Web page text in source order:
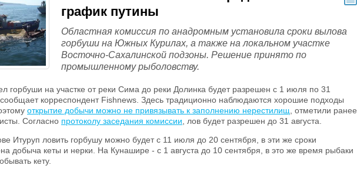
график путины
Областная комиссия по анадромным установила сроки вылова
горбуши на Южных Курилах, а также на локальном участке
Восточно-Сахалинской подзоны. Решение принято по
промышленному рыболовству.
горбуши на участке от реки Сима до реки Долинка будет разрешен с 1 июля по 31
сообщает корреспондент Fishnews. Здесь традиционно наблюдаются хорошие подходы
открытие добычи можно не привязывать к заполнению нерестилищ , отметили ранее
Согласно протоколу заседания комиссии , лов будет разрешен до 31 августа.
Итуруп ловить горбушу можно будет с 11 июля до 20 сентября, в эти же сроки
добыча кеты и нерки. На Кунашире - с 1 августа до 10 сентября, в это же время рыбаки
кету.